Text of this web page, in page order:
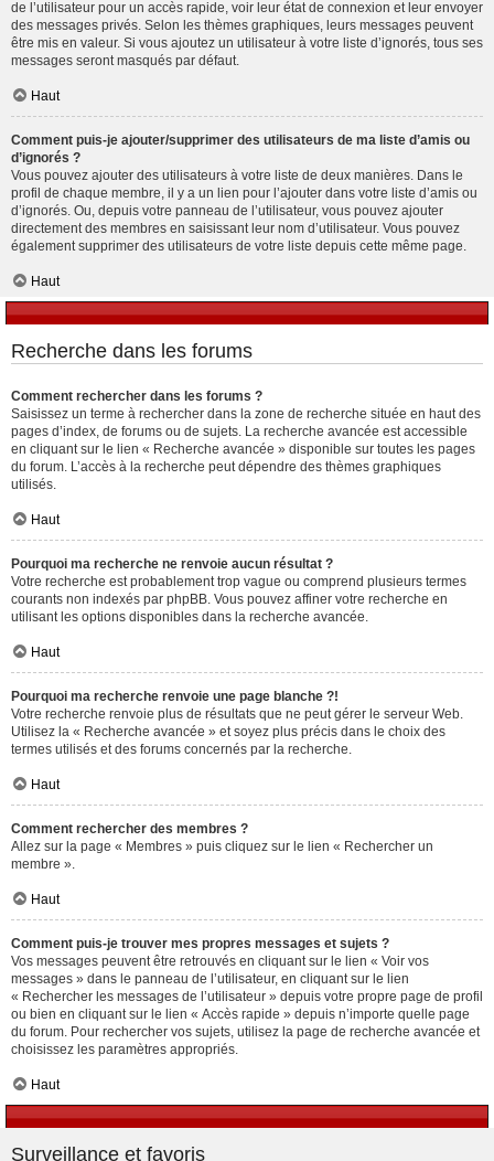
de l’utilisateur pour un accès rapide, voir leur état de connexion et leur envoyer
des messages privés. Selon les thèmes graphiques, leurs messages peuvent
être mis en valeur. Si vous ajoutez un utilisateur à votre liste d’ignorés, tous ses
messages seront masqués par défaut.
Haut
Comment puis-je ajouter/supprimer des utilisateurs de ma liste d’amis ou
d’ignorés ?
Vous pouvez ajouter des utilisateurs à votre liste de deux manières. Dans le
profil de chaque membre, il y a un lien pour l’ajouter dans votre liste d’amis ou
d’ignorés. Ou, depuis votre panneau de l’utilisateur, vous pouvez ajouter
directement des membres en saisissant leur nom d’utilisateur. Vous pouvez
également supprimer des utilisateurs de votre liste depuis cette même page.
Haut
Recherche dans les forums
Comment rechercher dans les forums ?
Saisissez un terme à rechercher dans la zone de recherche située en haut des
pages d’index, de forums ou de sujets. La recherche avancée est accessible
en cliquant sur le lien « Recherche avancée » disponible sur toutes les pages
du forum. L’accès à la recherche peut dépendre des thèmes graphiques
utilisés.
Haut
Pourquoi ma recherche ne renvoie aucun résultat ?
Votre recherche est probablement trop vague ou comprend plusieurs termes
courants non indexés par phpBB. Vous pouvez affiner votre recherche en
utilisant les options disponibles dans la recherche avancée.
Haut
Pourquoi ma recherche renvoie une page blanche ?!
Votre recherche renvoie plus de résultats que ne peut gérer le serveur Web.
Utilisez la « Recherche avancée » et soyez plus précis dans le choix des
termes utilisés et des forums concernés par la recherche.
Haut
Comment rechercher des membres ?
Allez sur la page « Membres » puis cliquez sur le lien « Rechercher un
membre ».
Haut
Comment puis-je trouver mes propres messages et sujets ?
Vos messages peuvent être retrouvés en cliquant sur le lien « Voir vos
messages » dans le panneau de l’utilisateur, en cliquant sur le lien
« Rechercher les messages de l’utilisateur » depuis votre propre page de profil
ou bien en cliquant sur le lien « Accès rapide » depuis n’importe quelle page
du forum. Pour rechercher vos sujets, utilisez la page de recherche avancée et
choisissez les paramètres appropriés.
Haut
Surveillance et favoris